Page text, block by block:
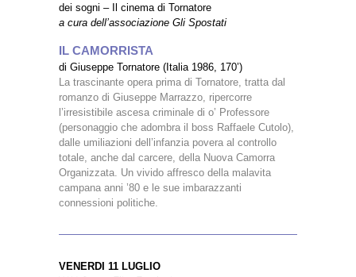
dei sogni – Il cinema di Tornatore
a cura dell’associazione Gli Spostati
IL CAMORRISTA
di Giuseppe Tornatore (Italia 1986, 170’)
La trascinante opera prima di Tornatore, tratta dal
romanzo di Giuseppe Marrazzo, ripercorre
l’irresistibile ascesa criminale di o’ Professore
(personaggio che adombra il boss Raffaele Cutolo),
dalle umiliazioni dell’infanzia povera al controllo
totale, anche dal carcere, della Nuova Camorra
Organizzata. Un vivido affresco della malavita
campana anni ’80 e le sue imbarazzanti
connessioni politiche.
VENERDI 11 LUGLIO